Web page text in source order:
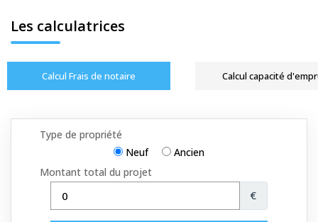
Les calculatrices
Calcul Frais de notaire Calcul capacité